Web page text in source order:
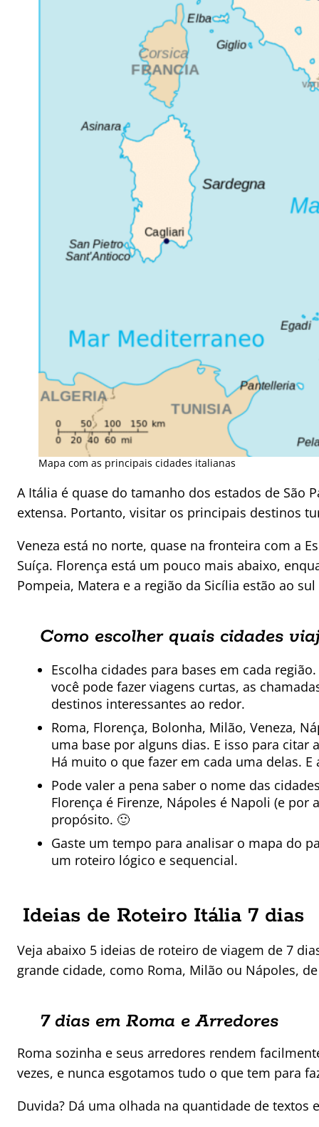
Mapa com as principais cidades italianas
A Itália é quase do tamanho dos estados de São
extensa. Portanto, visitar os principais destinos
Veneza está no norte, quase na fronteira com a
Suíça. Florença está um pouco mais abaixo,
Pompeia, Matera e a região da Sicília estão ao sul
Como escolher quais cidades
Escolha cidades para bases em cada
você pode fazer viagens curtas, as
destinos interessantes ao redor.
Roma, Florença, Bolonha, Milão, Veneza,
uma base por alguns dias. E isso para citar
Há muito o que fazer em cada uma delas. E
Pode valer a pena saber o nome das
Florença é Firenze, Nápoles é Napoli (e
propósito. 🙂
Gaste um tempo para analisar o mapa do
um roteiro lógico e sequencial.
Ideias de Roteiro Itália 7 dias
Veja abaixo 5 ideias de roteiro de viagem de 7
grande cidade, como Roma, Milão ou Nápoles,
7 dias em Roma e Arredores
Roma sozinha e seus arredores rendem
vezes, e nunca esgotamos tudo o que tem para
Duvida? Dá uma olhada na quantidade de textos